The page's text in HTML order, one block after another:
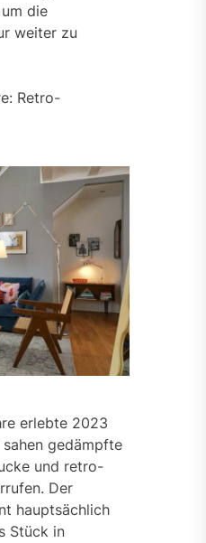
die
weiter zu
Retro-
erlebte 2023
gedämpfte
und retro-
Der
hauptsächlich
Stück in